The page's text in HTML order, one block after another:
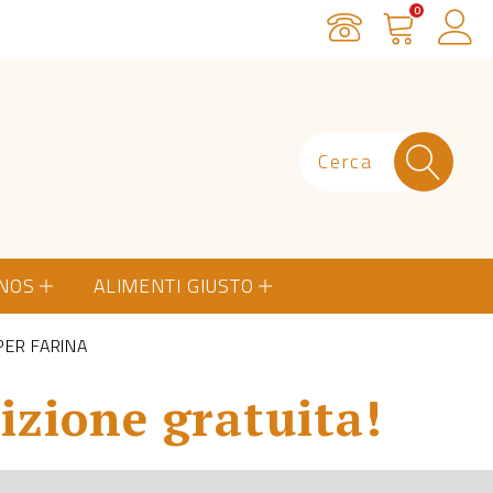
Servizio Clienti
Carrello
0
ALIMENTI GIUSTO
FARINA
gratuita!